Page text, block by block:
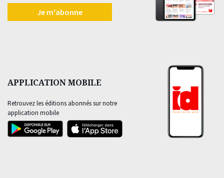
Je m'abonne
APPLICATION MOBILE
Retrouvez les éditions abonnés sur notre
application mobile